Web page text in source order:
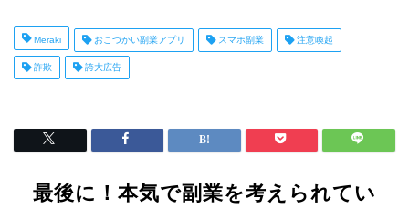
Meraki おこづかい副業アプリ スマホ副業 注意喚起
詐欺 誇大広告
最後に！本気で副業を考えられてい